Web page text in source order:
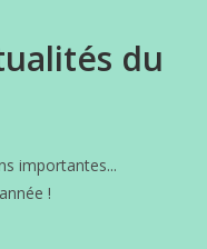
du
importantes...
!